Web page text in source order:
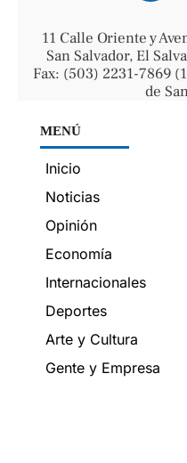
11 Calle Oriente y
San Salvador, El
Fax: (503) 2231-7869
de
MENÚ
Inicio
Noticias
Opinión
Economía
Internacionales
Deportes
Arte y Cultura
Gente y Empresa